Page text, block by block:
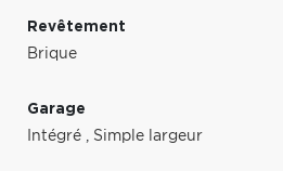
Revêtement
Brique
Garage
Intégré , Simple largeur